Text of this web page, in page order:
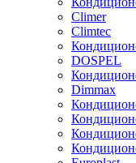
Climer
Climtec
DOSPEL
Dimmax